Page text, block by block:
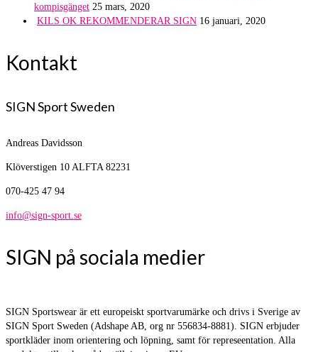
kompisgänget 25 mars, 2020
KILS OK REKOMMENDERAR SIGN 16 januari, 2020
Kontakt
SIGN Sport Sweden
Andreas Davidsson
Klöverstigen 10 ALFTA 82231
070-425 47 94
info@sign-sport.se
SIGN på sociala medier
SIGN Sportswear är ett europeiskt sportvarumärke och drivs i Sverige av
SIGN Sport Sweden (Adshape AB, org nr 556834-8881). SIGN erbjuder
sportkläder inom orientering och löpning, samt för represeentation. Alla